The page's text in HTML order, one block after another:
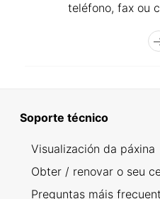
teléfono, fax ou
Soporte técnico
Visualización da páxina
Obter / renovar o seu
Preguntas máis